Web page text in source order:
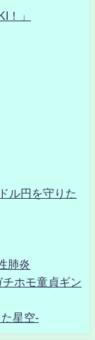
！」
ル円を守りた
肺炎
ホモ童貞ギン
星空-